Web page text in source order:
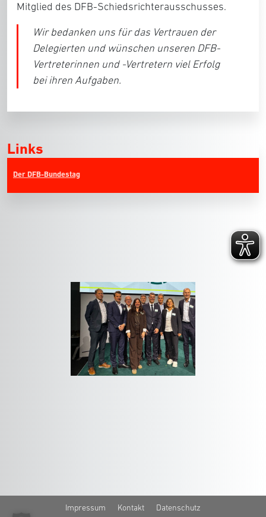
Mitglied des DFB-Schiedsrichterausschusses.
Wir bedanken uns für das Vertrauen der
Delegierten und wünschen unseren DFB-
Vertreterinnen und -Vertretern viel Erfolg
bei ihren Aufgaben.
Links
Der DFB-Bundestag
Impressum Kontakt Datenschutz